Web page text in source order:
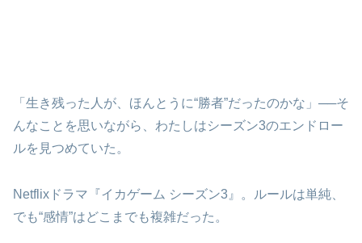
「生き残った人が、ほんとうに“勝者”だったのかな」──そ
んなことを思いながら、わたしはシーズン3のエンドロー
ルを見つめていた。
Netflixドラマ『イカゲーム シーズン3』。ルールは単純、
でも“感情”はどこまでも複雑だった。